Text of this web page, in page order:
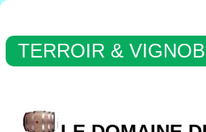
TERROIR &